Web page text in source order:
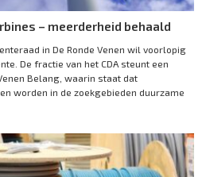
– meerderheid behaald
in De Ronde Venen wil voorlopig
De fractie van het CDA steunt een
Belang, waarin staat dat
worden in de zoekgebieden duurzame